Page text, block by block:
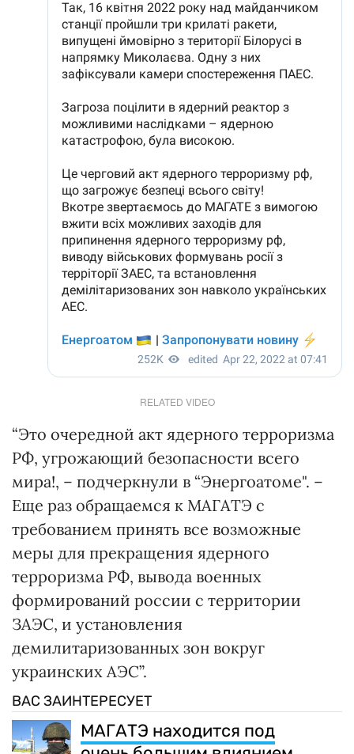
RELATED VIDEO
“Это очередной акт ядерного терроризма
РФ, угрожающий безопасности всего
мира!, – подчеркнули в “Энергоатоме". –
Еще раз обращаемся к МАГАТЭ с
требованием принять все возможные
меры для прекращения ядерного
терроризма РФ, вывода военных
формирований россии с территории
ЗАЭС, и установления
демилитаризованных зон вокруг
украинских АЭС”.
ВАС ЗАИНТЕРЕСУЕТ
МАГАТЭ находится под